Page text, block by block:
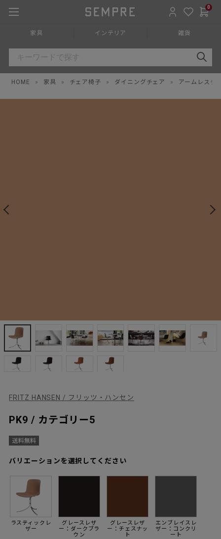
0
家具 インテリア 雑貨
HOME » 家具 » チェア椅子 » ダイニングチェア » アームレスチ
FRITZ HANSEN / フリッツ・ハンセン
PK9 / カテゴリー5
バリエーションを選択してください
ラスティックレ
ザー
グレースレザ
ー：ダークブラ
ウン
グレースレザ
ー：チェスナッ
ト
エンブレイスレ
ザー：コンクリ
ート